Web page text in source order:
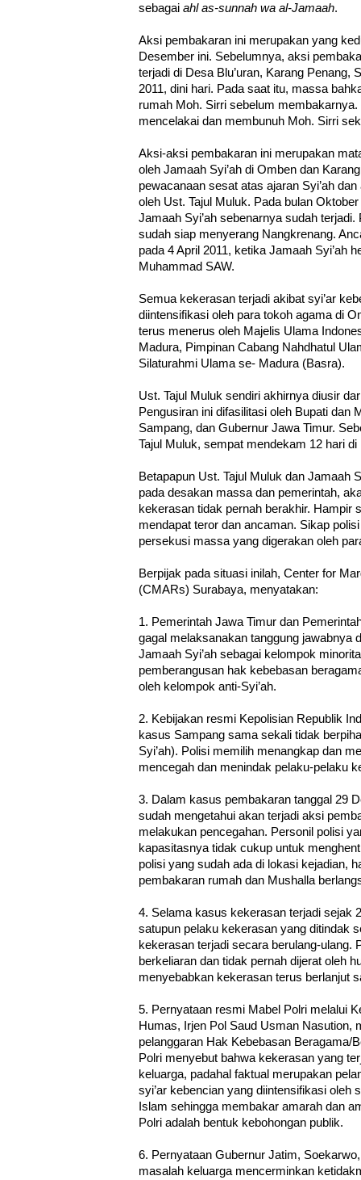
sebagai ahl as-sunnah wa al-Jamaah.
Aksi pembakaran ini merupakan yang
Desember ini. Sebelumnya, aksi
terjadi di Desa Blu’uran, Karang Penang,
2011, dini hari. Pada saat itu, massa
rumah Moh. Sirri sebelum
mencelakai dan membunuh Moh. Sirri
Aksi-aksi pembakaran ini merupakan
oleh Jamaah Syi’ah di Omben dan
pewacanaan sesat atas ajaran Syi’ah
oleh Ust. Tajul Muluk. Pada bulan
Jamaah Syi’ah sebenarnya sudah
sudah siap menyerang Nangkrenang.
pada 4 April 2011, ketika Jamaah Syi’ah
Muhammad SAW.
Semua kekerasan terjadi akibat syi’ar
diintensifikasi oleh para tokoh agama di
terus menerus oleh Majelis Ulama
Madura, Pimpinan Cabang Nahdhatul
Silaturahmi Ulama se- Madura (Basra).
Ust. Tajul Muluk sendiri akhirnya diusir
Pengusiran ini difasilitasi oleh Bupati dan
Sampang, dan Gubernur Jawa Timur.
Tajul Muluk, sempat mendekam 12 hari
Betapapun Ust. Tajul Muluk dan Jamaah
pada desakan massa dan pemerintah,
kekerasan tidak pernah berakhir. Hampir
mendapat teror dan ancaman. Sikap
persekusi massa yang digerakan oleh
Berpijak pada situasi inilah, Center for
(CMARs) Surabaya, menyatakan:
1. Pemerintah Jawa Timur dan
gagal melaksanakan tanggung jawabnya
Jamaah Syi’ah sebagai kelompok
pemberangusan hak kebebasan
oleh kelompok anti-Syi’ah.
2. Kebijakan resmi Kepolisian Republik
kasus Sampang sama sekali tidak
Syi’ah). Polisi memilih menangkap dan
mencegah dan menindak pelaku-pelaku
3. Dalam kasus pembakaran tanggal 29
sudah mengetahui akan terjadi aksi
melakukan pencegahan. Personil polisi
kapasitasnya tidak cukup untuk
polisi yang sudah ada di lokasi kejadian,
pembakaran rumah dan Mushalla
4. Selama kasus kekerasan terjadi sejak
satupun pelaku kekerasan yang ditindak
kekerasan terjadi secara berulang-ulang.
berkeliaran dan tidak pernah dijerat oleh
menyebabkan kekerasan terus berlanjut
5. Pernyataan resmi Mabel Polri melalui
Humas, Irjen Pol Saud Usman Nasution,
pelanggaran Hak Kebebasan Beragama/
Polri menyebut bahwa kekerasan yang
keluarga, padahal faktual merupakan
syi’ar kebencian yang diintensifikasi oleh
Islam sehingga membakar amarah dan
Polri adalah bentuk kebohongan publik.
6. Pernyataan Gubernur Jatim,
masalah keluarga mencerminkan